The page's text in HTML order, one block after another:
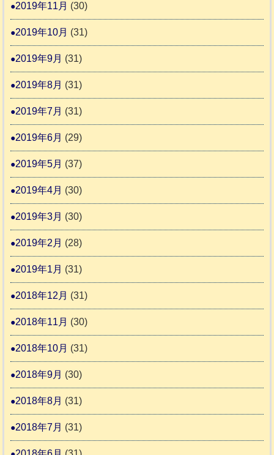
2019年11月 (30)
2019年10月 (31)
2019年9月 (31)
2019年8月 (31)
2019年7月 (31)
2019年6月 (29)
2019年5月 (37)
2019年4月 (30)
2019年3月 (30)
2019年2月 (28)
2019年1月 (31)
2018年12月 (31)
2018年11月 (30)
2018年10月 (31)
2018年9月 (30)
2018年8月 (31)
2018年7月 (31)